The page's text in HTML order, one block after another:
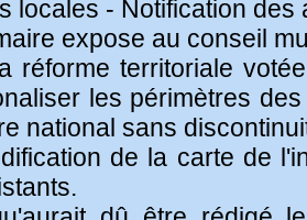
locales - Notification des
expose au conseil
territoriale
les périmètres
national sans
de la carte de